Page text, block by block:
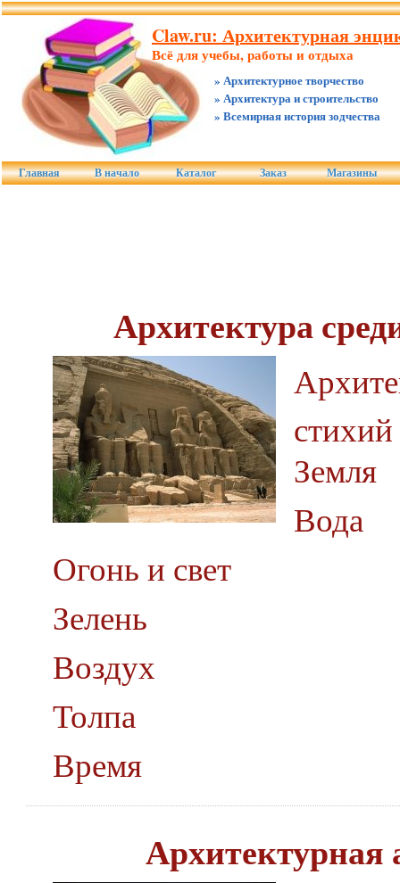
Claw.ru: Архитектурная
Всё для учебы, работы и отдыха
» Архитектурное творчество
» Архитектура и строительство
» Всемирная история зодчества
Главная В начало Каталог Заказ Магазины
Архитектура
стихий
Земля
Вода
Огонь и свет
Зелень
Воздух
Толпа
Время
Архитектурная